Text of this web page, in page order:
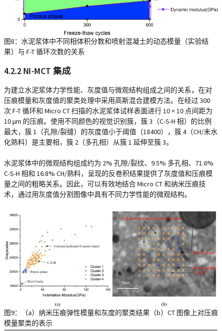
图8：水泥浆体中不同相体积分数和喷射混凝土的动态模量（实验结
果）与 F-T 循环次数的关系
4.2.2 NI-MCT 集成
为建立水泥浆体力学性能、灰度值与微观结构组成之间的关系，在对
压痕模量和灰度值的聚类处理中采用高斯混合建模方法。在经过 300
次 F-T 循环和 Micro CT 扫描的水泥浆体试样表面进行 10 × 10 点间距为
10 μm 的压痕。使用不同颜色的视觉识别簇，簇 3（C-S-H 相）的比例
最大，簇 1（孔隙/裂缝）的灰度值小于阈值（18400），簇 4（CH/未水
化熟料）是主要相，簇 2（多孔相）从簇 1 延伸至簇 3。
水泥浆体中的微观结构组成约为 2% 孔隙/裂纹、9.5% 多孔相、71.6%
C-S-H 相和 16.8% CH/熟料，呈现的反卷积结果提供了灰度值和压痕模
量之间的粗略关系。因此，可以有效地结合 Micro CT 和纳米压痕技
术，通过用灰度值分割图像中具有不同力学性能的微观结构。
图9：（a）纳米压痕弹性模量和灰度的聚类结果（b）CT 图像上对压痕
模量聚类的表示